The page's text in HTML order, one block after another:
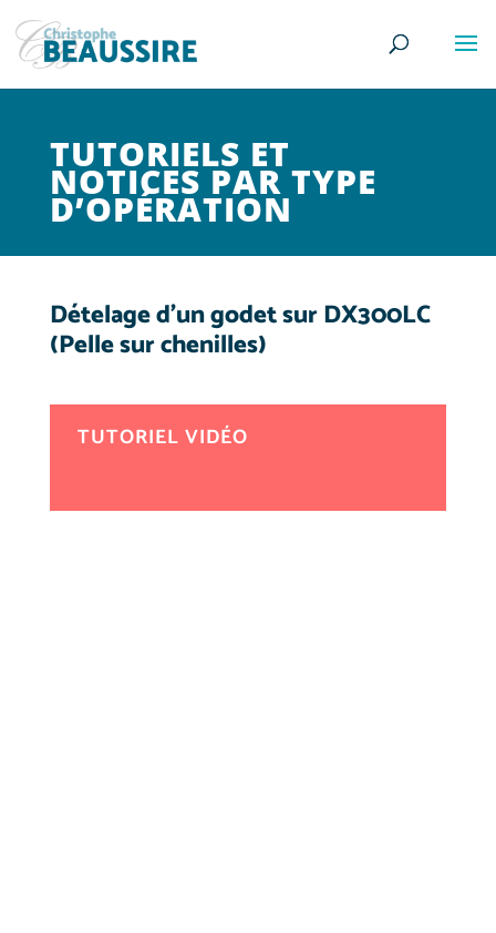
TUTORIELS ET
NOTICES PAR TYPE
D’OPÉRATION
Dételage d’un godet sur DX300LC
(Pelle sur chenilles)
TUTORIEL VIDÉO